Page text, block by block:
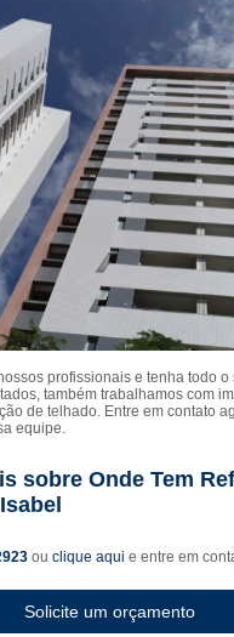
profissionais e tenha todo o
também trabalhamos com
de telhado. Entre em contato
equipe.
sobre Onde Tem
ou clique aqui e entre em
Solicite um orçamento